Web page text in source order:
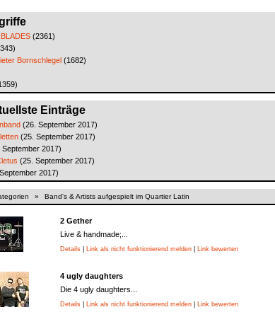
(2361)
Bornschlegel (1682)
Einträge
(26. September 2017)
(25. September 2017)
September 2017)
(25. September 2017)
2017)
» Band's & Artists aufgespielt im Quartier Latin
2 Gether
Live & handmade;...
Details Link als nicht funktionierend melden Link bewerten
4 ugly daughters
Die 4 ugly daughters...
Details Link als nicht funktionierend melden Link bewerten